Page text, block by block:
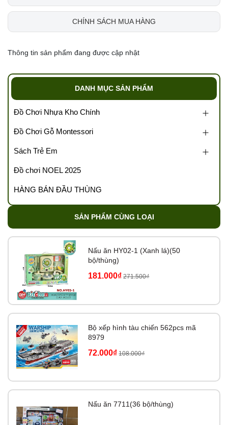
CHÍNH SÁCH MUA HÀNG
Thông tin sản phẩm đang được cập nhật
DANH MỤC SẢN PHẨM
Đồ Chơi Nhựa Kho Chính
Đồ Chơi Gỗ Montessori
Sách Trẻ Em
Đồ chơi NOEL 2025
HÀNG BÁN ĐẦU THÙNG
SẢN PHẨM CÙNG LOẠI
Nấu ăn HY02-1 (Xanh lá)(50
bộ/thùng)
181.000₫ 271.500₫
Bộ xếp hình tàu chiến 562pcs mã
8979
72.000₫ 108.000₫
Nấu ăn 7711(36 bộ/thùng)